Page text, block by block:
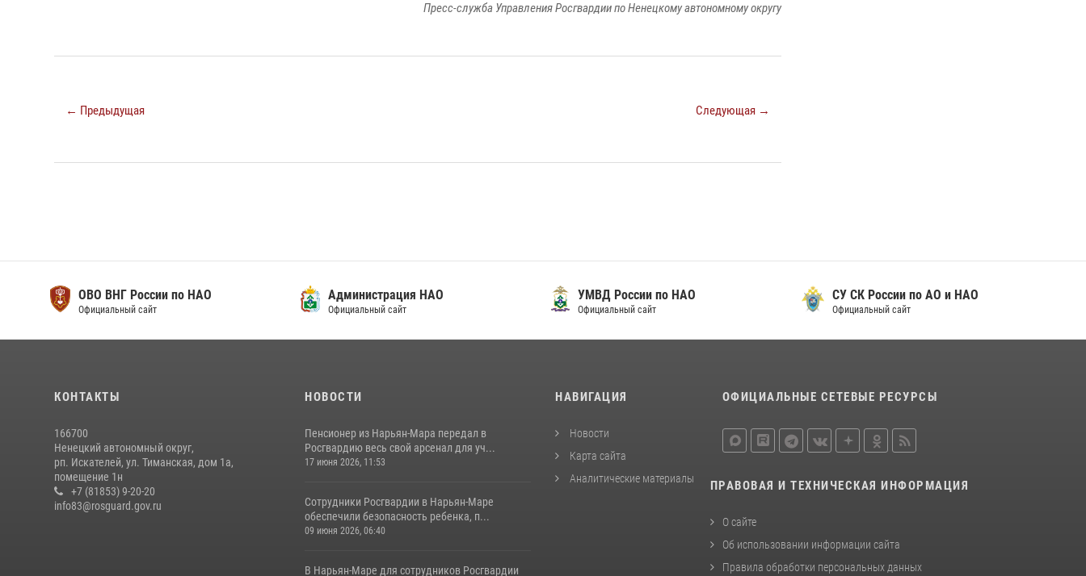
Пресс-служба Управления Росгвардии по Ненецкому автономному округу
← Предыдущая Следующая →
ОВО ВНГ России по НАО
Официальный сайт
Администрация НАО
Официальный сайт
УМВД России по НАО
Официальный сайт
СУ СК России по АО и НАО
Официальный сайт
КОНТАКТЫ
166700
Ненецкий автономный округ,
рп. Искателей, ул. Тиманская, дом 1а,
помещение 1н
+7 (81853) 9-20-20
info83@rosguard.gov.ru
НОВОСТИ
Пенсионер из Нарьян-Мара передал в
Росгвардию весь свой арсенал для уч...
17 июня 2026, 11:53
Сотрудники Росгвардии в Нарьян-Маре
обеспечили безопасность ребенка, п...
09 июня 2026, 06:40
В Нарьян-Маре для сотрудников Росгвардии
НАВИГАЦИЯ
Новости
Карта сайта
Аналитические материалы
ОФИЦИАЛЬНЫЕ СЕТЕВЫЕ РЕСУРСЫ
ПРАВОВАЯ И ТЕХНИЧЕСКАЯ ИНФОРМАЦИЯ
О сайте
Об использовании информации сайта
Правила обработки персональных данных